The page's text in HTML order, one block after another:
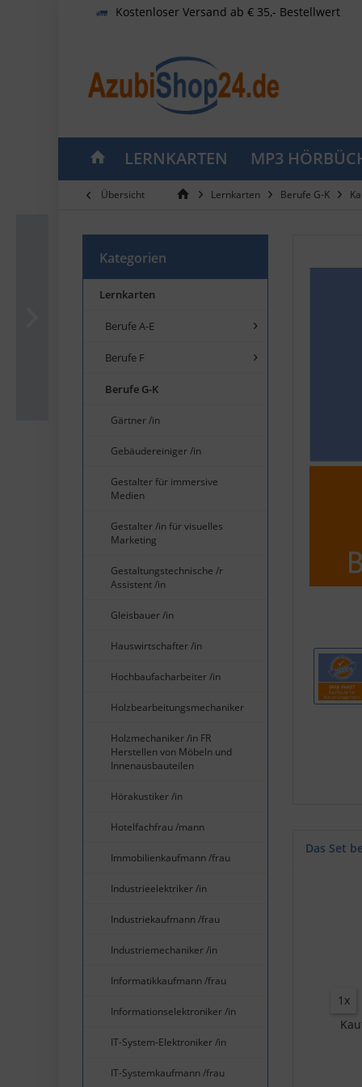
Kostenloser Versand ab € 35,- Bestellwert
LERNKARTEN MP3
Übersicht Lernkarten Berufe G-K
Kategorien
Lernkarten
Berufe A-E
Berufe F
Berufe G-K
Gärtner /in
Gebäudereiniger /in
Gestalter für immersive
Medien
Gestalter /in für visuelles
Marketing
Gestaltungstechnische /r
Assistent /in
Gleisbauer /in
Hauswirtschafter /in
Hochbaufacharbeiter /in
Holzbearbeitungsmechaniker
Holzmechaniker /in FR
Herstellen von Möbeln und
Innenausbauteilen
Hörakustiker /in
Hotelfachfrau /mann
Immobilienkaufmann /frau
Industrieelektriker /in
Industriekaufmann /frau
Industriemechaniker /in
Informatikkaufmann /frau
Informationselektroniker /in
IT-System-Elektroniker /in
IT-Systemkaufmann /frau
Das Set
1x